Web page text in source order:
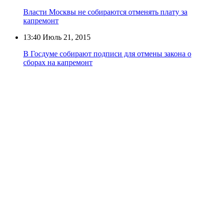
Власти Москвы не собираются отменять плату за
капремонт
13:40 Июль 21, 2015
В Госдуме собирают подписи для отмены закона о
сборах на капремонт